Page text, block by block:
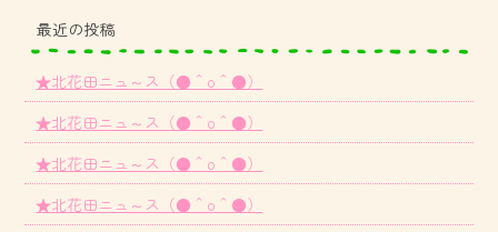
最近の投稿
★北花田ニュ～ス（●＾o＾●）
★北花田ニュ～ス（●＾o＾●）
★北花田ニュ～ス（●＾o＾●）
★北花田ニュ～ス（●＾o＾●）